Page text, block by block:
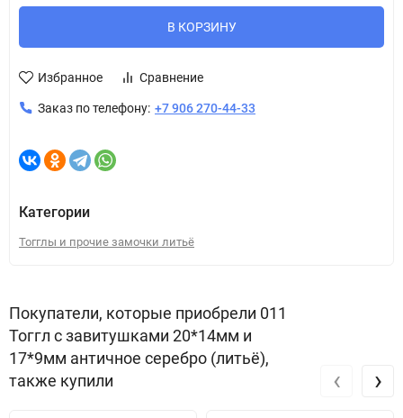
В КОРЗИНУ
Избранное Сравнение
Заказ по телефону: +7 906 270-44-33
Категории
Тогглы и прочие замочки литьё
Покупатели, которые приобрели 011
Тоггл с завитушками 20*14мм и
17*9мм античное серебро (литьё),
также купили
‹ ›